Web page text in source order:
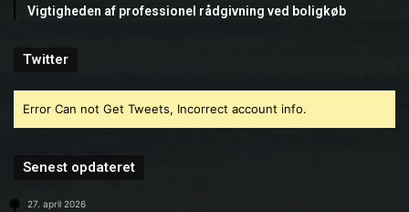
Vigtigheden af professionel rådgivning ved boligkøb
Twitter
Error Can not Get Tweets, Incorrect account info.
Senest opdateret
27. april 2026